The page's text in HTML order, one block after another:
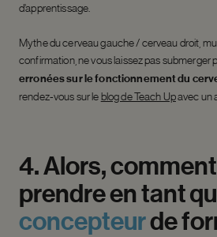
d’apprentissage.
Mythe du cerveau gauche / cerveau droit,
confirmation, ne vous laissez pas submerger
erronées sur le fonctionnement du
rendez-vous sur leblog de Teach Upavec un
4.Alors,comment
prendreentant
concepteurde